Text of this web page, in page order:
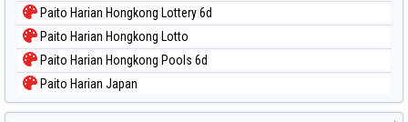
Paito Harian Hongkong Lottery 6d
Paito Harian Hongkong Lotto
Paito Harian Hongkong Pools 6d
Paito Harian Japan
Paito Harian Japan 6d